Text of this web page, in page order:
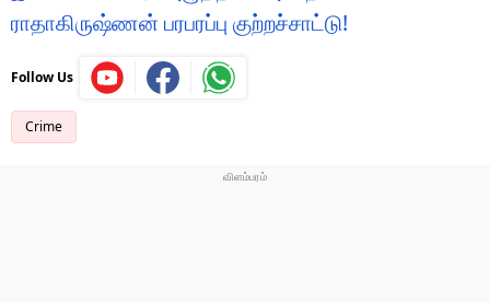
ராதாகிருஷ்ணன் பரபரப்பு குற்றச்சாட்டு!
Follow Us
Crime